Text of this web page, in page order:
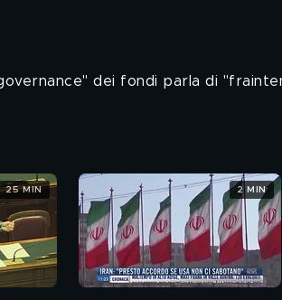
dei fondi parla di
25 MIN 2 MIN